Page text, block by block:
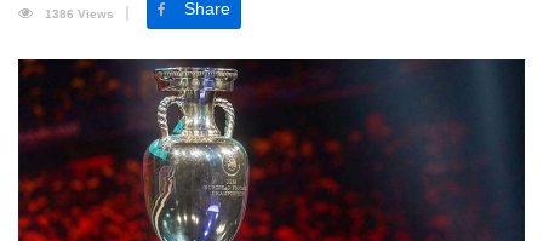
1386 Views
Share